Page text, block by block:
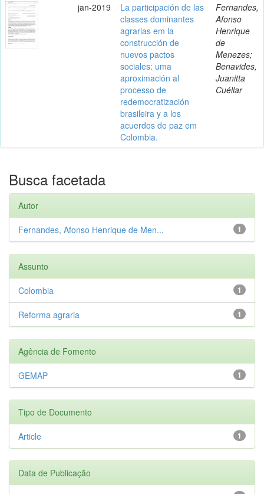
jan-2019
La participación de las
classes dominantes
agrarias em la
construcción de
nuevos pactos
sociales: uma
aproximación al
processo de
redemocratización
brasileira y a los
acuerdos de paz em
Colombia.
Fernandes,
Afonso
Henrique
de
Menezes;
Benavides,
Juanitta
Cuéllar
Busca facetada
Autor
1
Fernandes, Afonso Henrique de Men...
Assunto
1
Colombia
1
Reforma agraria
Agência de Fomento
1
GEMAP
Tipo de Documento
1
Article
Data de Publicação